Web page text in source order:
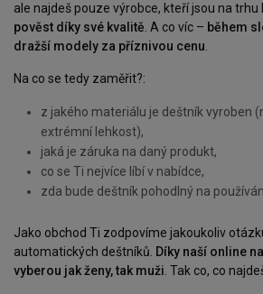
ale najdeš pouze výrobce, kteří jsou na trhu
pověst díky své kvalitě. A co víc – během
dražší modely za příznivou cenu.
Na co se tedy zaměřit?:
z jakého materiálu je deštník vyroben
extrémní lehkost),
jaká je záruka na daný produkt,
co se Ti nejvíce líbí v nabídce,
zda bude deštník pohodlný na
Jako obchod Ti zodpovíme jakoukoliv
automatických deštníků. Díky naší online
vyberou jak ženy, tak muži. Tak co, co